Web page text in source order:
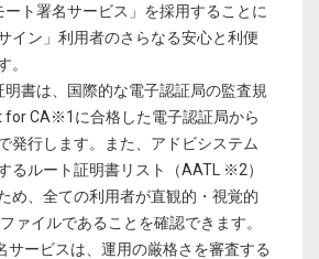
ト署名サービス」を採用することに
イン」利用者のさらなる安心と利便
。
書は、国際的な電子認証局の監査規
for CA※1に合格した電子認証局から
発行します。また、アドビシステム
るルート証明書リスト（AATL ※2）
め、全ての利用者が直観的・視覚的
ァイルであることを確認できます。
サービスは、運用の厳格さを審査する